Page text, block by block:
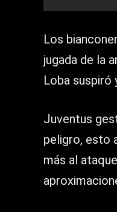
Los
jugada de la
Loba suspiró
Juventus
peligro, esto
más al